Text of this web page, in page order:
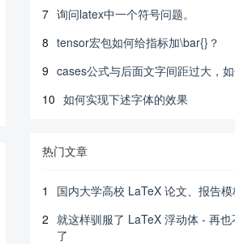
7 询问latex中一个符号问题。
8 tensor宏包如何给指标加\bar{}？
9 cases公式与后面文字间距过大，
10 如何实现下述字体的效果
热门文章
1
国内大学高校 LaTeX 论文、报告
2 就这样驯服了 LaTeX 浮动体 - 再
了